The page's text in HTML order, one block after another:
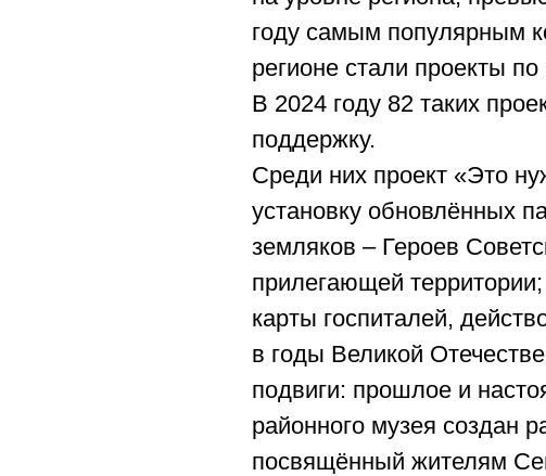
году самым популярным
регионе стали проекты
В 2024 году 82 таких
поддержку.
Среди них проект «Это
установку обновлённых
земляков – Героев
прилегающей
карты госпиталей,
в годы Великой
подвиги: прошлое и
районного музея создан
посвящённый жителям